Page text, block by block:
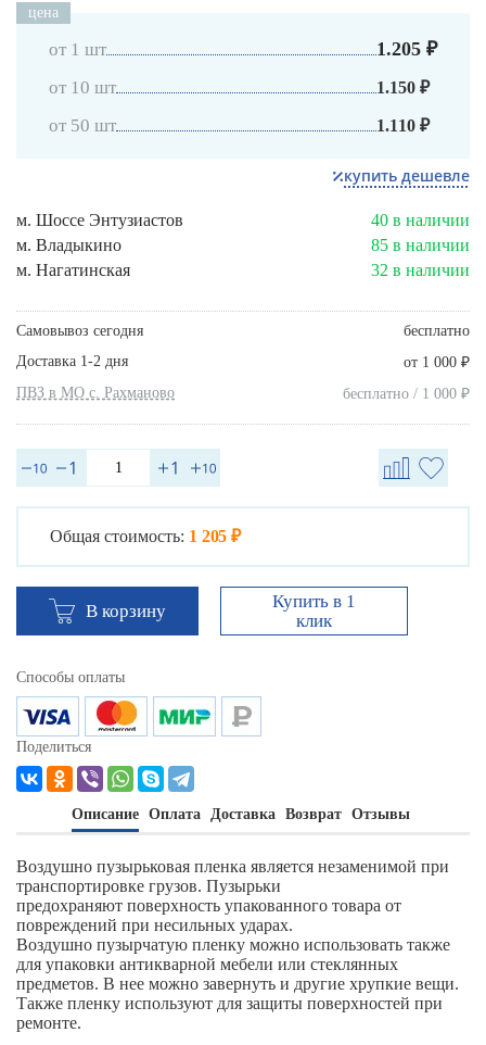
цена
от 1 шт 1.205 ₽
от 10 шт 1.150 ₽
от 50 шт 1.110 ₽
купить дешевле
м. Шоссе Энтузиастов
40 в наличии
м. Владыкино
85 в наличии
м. Нагатинская
32 в наличии
Самовывоз сегодня
бесплатно
Доставка 1-2 дня
от 1 000 ₽
ПВЗ в МО с. Рахманово бесплатно / 1 000 ₽
Общая стоимость: 1 205 ₽
В корзину
Купить в 1
клик
Способы оплаты
Поделиться
Описание Оплата Доставка Возврат Отзывы
Воздушно пузырьковая пленка является незаменимой при
транспортировке грузов. Пузырьки
предохраняют поверхность упакованного товара от
повреждений при несильных ударах.
Воздушно пузырчатую пленку можно использовать также
для упаковки антикварной мебели или стеклянных
предметов. В нее можно завернуть и другие хрупкие вещи.
Также пленку используют для защиты поверхностей при
ремонте.